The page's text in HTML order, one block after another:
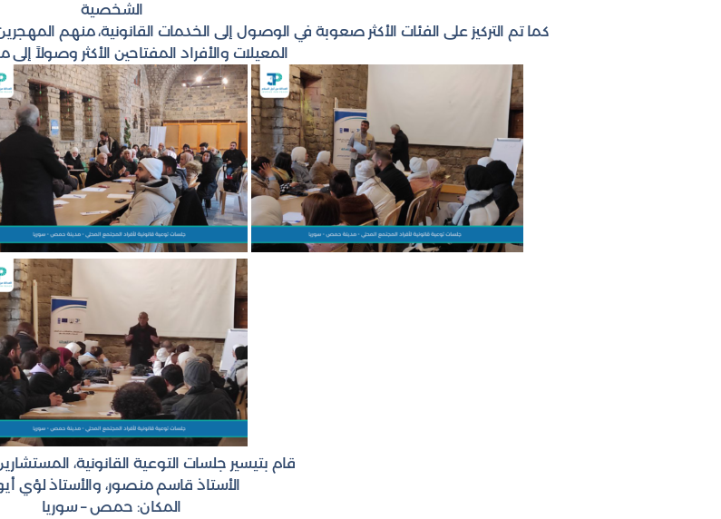
الشخصية
كما تم التركيز على الفئات الأكثر صعوبة في الوصول إلى الخدمات القانونية، منهم
المعيلات والأفراد المفتاحين الأكثر وصولاً
قام بتيسير جلسات التوعية القانونية،
الأستاذ قاسم منصور، والأستاذ لؤي
المكان: حمص – سوريا